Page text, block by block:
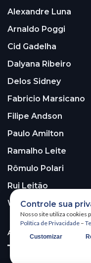
Alexandre Luna
Arnaldo Poggi
Cid Gadelha
Dalyana Ribeiro
Delos Sidney
Fabricio Marsicano
Filipe Andson
Paulo Amilton
Ramalho Leite
Rômulo Polari
Rui Leitão
Walter Santos
ASSINE A NOSSA
Controle sua
Nosso site utiliza cookies
Política de Privacidade –
Customizar